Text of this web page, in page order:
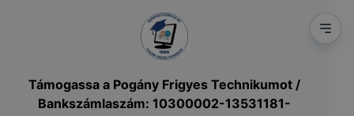
Támogassa a Pogány Frigyes Technikumot /
Bankszámlaszám: 10300002-13531181-